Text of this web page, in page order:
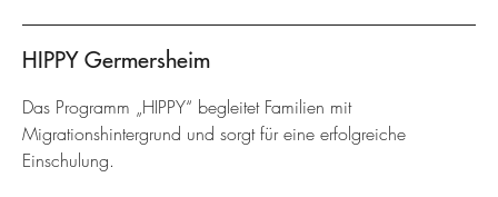
HIPPY Germersheim
Das Programm „HIPPY“ begleitet Familien mit
Migrationshintergrund und sorgt für eine erfolgreiche
Einschulung.